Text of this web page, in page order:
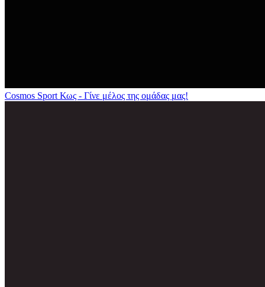
Cosmos Sport Κως - Γίνε μέλος της ομάδας μας!